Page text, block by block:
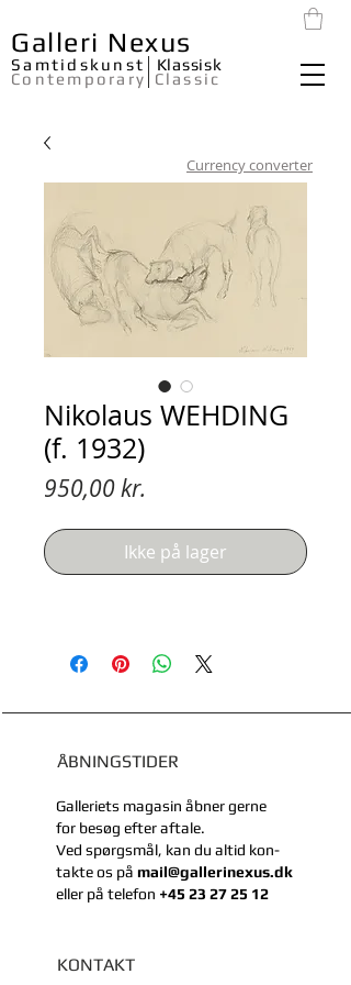
Galleri Nexus
Samtidskunst Klassisk
Contemporary Classic
Nikolaus WEHDING
(f. 1932)
950,00 kr.
Ikke på lager
Currency converter
KONTAKT
ÅBNINGSTIDER
Galleriets magasin åbner gerne
for besøg efter aftale.
Ved spørgsmål, kan du altid kon-
takteos på mail@gallerinexus.dk
eller på telefon +45 23 27 25 12